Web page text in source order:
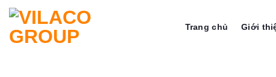
Bỏ
qua
nội
dung
Trang chủ Giới